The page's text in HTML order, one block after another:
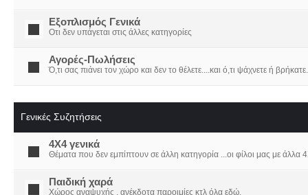
Εξοπλισμός Γενικά
Οτι δεν υπάγεται στις άλλες κατηγορίες
Αγορές-Πωλήσεις
Ό,τι σας πιάνει τον χώρο και δεν το θέλετε....και ό,τι ψάχνετε ή
Γενικές Συζητήσεις
4X4 γενικά
Θέματα που δεν εμπίπτουν σε άλλη κατηγορία ...οι φίλοι μας με άλλα
Παιδική χαρά
Χώρος αναψυχής , ανέκδοτα παροιμίες κτλ όλα εδώ.